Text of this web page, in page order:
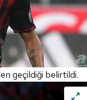
geçildiği belirtildi.